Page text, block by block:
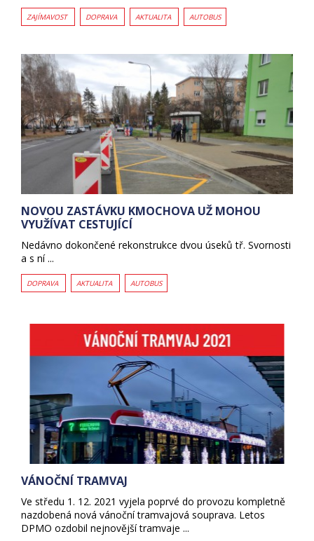
ZAJÍMAVOST DOPRAVA AKTUALITA AUTOBUS
NOVOU ZASTÁVKU KMOCHOVA UŽ MOHOU
VYUŽÍVAT CESTUJÍCÍ
Nedávno dokončené rekonstrukce dvou úseků tř. Svornosti
a s ní ...
DOPRAVA AKTUALITA AUTOBUS
VÁNOČNÍ TRAMVAJ
Ve středu 1. 12. 2021 vyjela poprvé do provozu kompletně
nazdobená nová vánoční tramvajová souprava. Letos
DPMO ozdobil nejnovější tramvaje ...